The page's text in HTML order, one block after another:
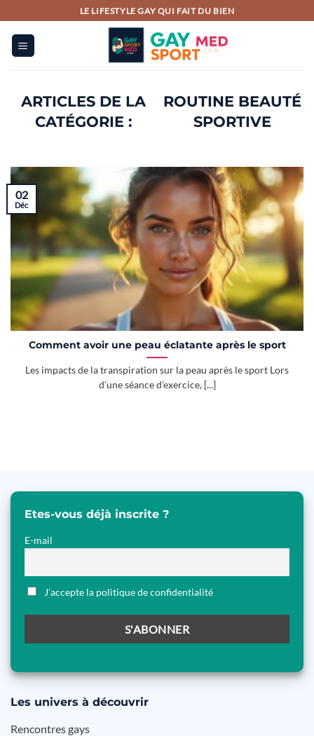
au
contenu
LE LIFESTYLE GAY QUI FAIT DU BIEN
ROUTINE BEAUTÉ
SPORTIVE
Comment avoir une peau éclatante après le sport
Les impacts de la transpiration sur la peau après le sport Lors
d’une séance d’exercice, [...]
02
Déc
Etes-vous déjà inscrite ?
E-mail
J'accepte la politique de confidentialité
Les univers à découvrir
Rencontres gays